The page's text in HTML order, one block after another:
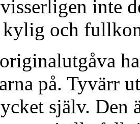
inte
kylig och
på. Tyvärr
själv. Den